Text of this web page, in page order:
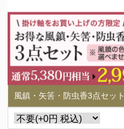
風鎮・矢筈・防虫香3点セット